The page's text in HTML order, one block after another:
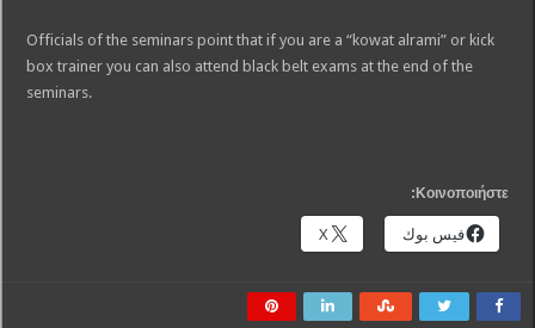
Officials of the seminars point that if you are a “kowat alrami” or kick
box trainer you can also attend black belt exams at the end of the
seminars.
Κοινοποιήστε:
فيس بوك X